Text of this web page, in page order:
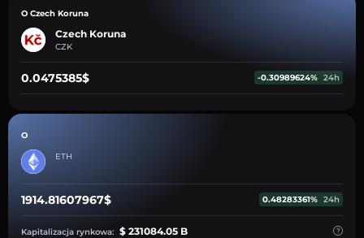
O Czech Koruna
Czech Koruna
CZK
0.0475385$ -0.30989624% 24h
O
ETH
1914.81607967$ 0.48283361% 24h
Kapitalizacja rynkowa: $ 231084.05 B